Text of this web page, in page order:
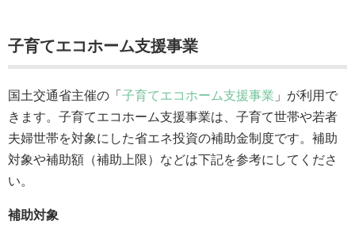
子育てエコホーム支援事業
国土交通省主催の「 子育てエコホーム支援事業 」が利用で
きます。子育てエコホーム支援事業は、子育て世帯や若者
夫婦世帯を対象にした省エネ投資の補助金制度です。補助
対象や補助額（補助上限）などは下記を参考にしてくださ
い。
補助対象